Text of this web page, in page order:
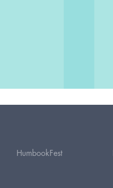
HumbookFest